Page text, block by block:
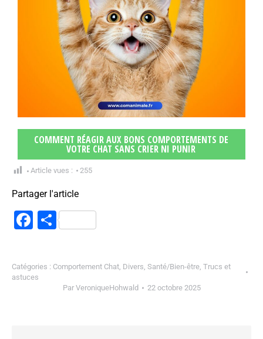
COMMENT RÉAGIR AUX BONS COMPORTEMENTS DE
VOTRE CHAT SANS CRIER NI PUNIR
Article vues : 255
Partager l'article
Facebook
Partager
Catégories : Comportement Chat Divers Santé/Bien-être Trucs et
astuces
Par VeroniqueHohwald 22 octobre 2025